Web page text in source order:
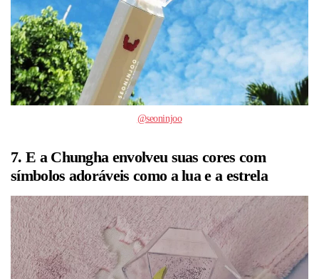
@seoninjoo
7. E a Chungha envolveu suas cores com
símbolos adoráveis como a lua e a estrela